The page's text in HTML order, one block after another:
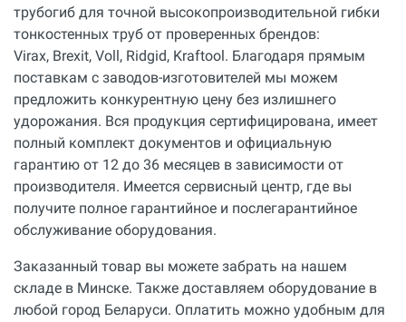
трубогиб для точной высокопроизводительной гибки
тонкостенных труб от проверенных брендов:
Virax, Brexit, Voll, Ridgid, Kraftool. Благодаря прямым
поставкам с заводов-изготовителей мы можем
предложить конкурентную цену без излишнего
удорожания. Вся продукция сертифицирована, имеет
полный комплект документов и официальную
гарантию от 12 до 36 месяцев в зависимости от
производителя. Имеется сервисный центр, где вы
получите полное гарантийное и послегарантийное
обслуживание оборудования.
Заказанный товар вы можете забрать на нашем
складе в Минске. Также доставляем оборудование в
любой город Беларуси. Оплатить можно удобным для